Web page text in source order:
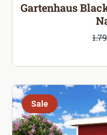
Gartenhaus
Sale